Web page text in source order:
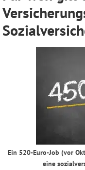
Ein 520-Euro-Job (vor
eine